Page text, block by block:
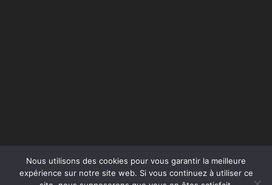
Nous utilisons des cookies pour vous garantir la meilleure
expérience sur notre site web. Si vous continuez à utiliser ce